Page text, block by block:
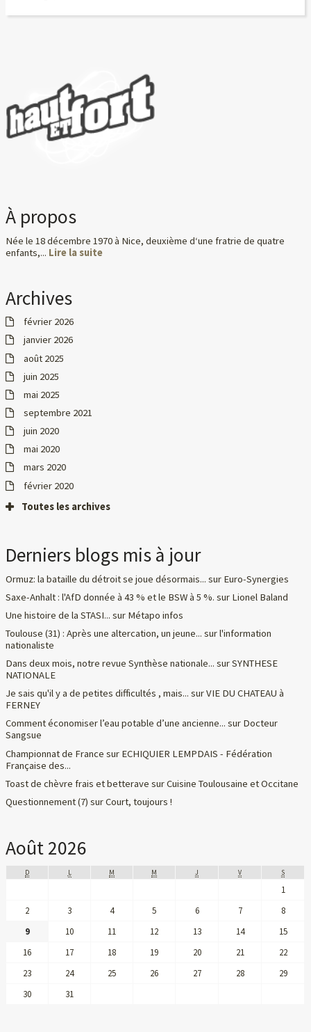
À propos
Née le 18 décembre 1970 à Nice, deuxième d‘une fratrie de quatre
enfants,... Lire la suite
Archives
février 2026
janvier 2026
août 2025
juin 2025
mai 2025
septembre 2021
juin 2020
mai 2020
mars 2020
février 2020
Toutes les archives
Derniers blogs mis à jour
Ormuz: la bataille du détroit se joue désormais... sur Euro-Synergies
Saxe-Anhalt : l'AfD donnée à 43 % et le BSW à 5 %. sur Lionel Baland
Une histoire de la STASI... sur Métapo infos
Toulouse (31) : Après une altercation, un jeune... surl'information
nationaliste
Dans deux mois, notre revue Synthèse nationale... surSYNTHESE
NATIONALE
Je sais qu'il y a de petites difficultés , mais... surVIE DU CHATEAU à
FERNEY
Comment économiser l’eau potable d’une ancienne... sur Docteur
Sangsue
Championnat de France sur ECHIQUIER LEMPDAIS - Fédération
Française des...
Toast de chèvre frais et betterave surCuisine Toulousaine et Occitane
Questionnement (7) surCourt, toujours !
Août 2026
D L M M J V S
1
2
3 4 5 6 7
8
9
10 11 12 13 14
15
16
17 18 19 20 21
22
23
24 25 26 27 28
29
30
31